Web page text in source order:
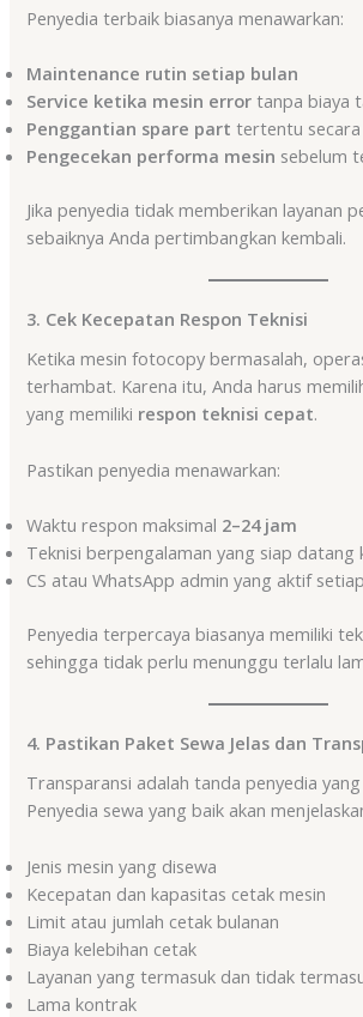
Penyedia terbaik biasanya menawarkan:
Maintenance rutin setiap bulan
Service ketika mesin error tanpa biaya
Penggantian spare part tertentu
Pengecekan performa mesin sebelum
Jika penyedia tidak memberikan layanan
sebaiknya Anda pertimbangkan kembali.
3. Cek Kecepatan Respon Teknisi
Ketika mesin fotocopy bermasalah,
terhambat. Karena itu, Anda harus
yang memiliki respon teknisi cepat.
Pastikan penyedia menawarkan:
Waktu respon maksimal 2–24 jam
Teknisi berpengalaman yang siap datang
CS atau WhatsApp admin yang aktif
Penyedia terpercaya biasanya memiliki
sehingga tidak perlu menunggu terlalu
4. Pastikan Paket Sewa Jelas dan
Transparansi adalah tanda penyedia
Penyedia sewa yang baik akan
Jenis mesin yang disewa
Kecepatan dan kapasitas cetak mesin
Limit atau jumlah cetak bulanan
Biaya kelebihan cetak
Layanan yang termasuk dan tidak
Lama kontrak